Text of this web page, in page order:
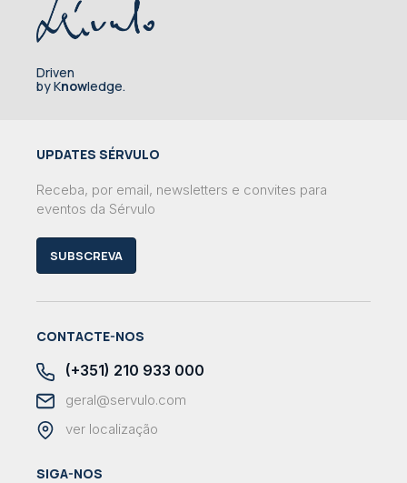
Driven
by Knowledge.
UPDATES SÉRVULO
Receba, por email, newsletters e convites para
eventos da Sérvulo
SUBSCREVA
CONTACTE-NOS
(+351) 210 933 000
geral@servulo.com
ver localização
SIGA-NOS